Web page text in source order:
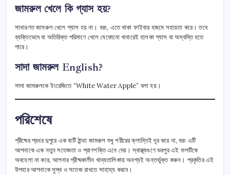
জামরুল খেলে কি গ্যাস হয়?
সাধারণত জামরুল খেলে গ্যাস হয় না। বরং, এতে থাকা ফাইবার হজমে সহায়তা করে। তবে
ব্যক্তিভেদে বা অতিরিক্ত পরিমাণে খেলে যেকোনো খাবারেই হালকা গ্যাস বা অস্বস্তি হতে
পারে।
সাদা জামরুল English?
সাদা জামরুলকে ইংরেজিতে “White Water Apple” বলা হয়।
পরিশেষে
গ্রীষ্মের প্রখর দুপুরে এক বাটি ঠান্ডা জামরুল শুধু শরীরের ক্লান্তিই দূর করে না, বরং এটি
আপনাকে এক নতুন সতেজতা ও প্রাণশক্তি এনে দেয়। স্বাস্থ্যগুণে ভরপুর এই ফলটিকে
অবহেলা না করে, আপনার গ্রীষ্মকালীন খাদ্যতালিকায় অবশ্যই অন্তর্ভুক্ত করুন। প্রকৃতির এই
উপহার আপনাকে সুস্থ ও সতেজ রাখতে সাহায্য করবে।